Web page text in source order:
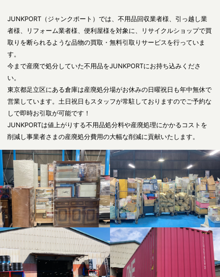
JUNKPORT（ジャンクポート）では、不用品回収業者様、引っ越し業
者様、リフォーム業者様、便利屋様を対象に、リサイクルショップで買
取りを断られるような品物の買取・無料引取りサービスを行っていま
す。
今まで産廃で処分していた不用品をJUNKPORTにお持ち込みくださ
い。
東京都足立区にある倉庫は産廃処分場がお休みの日曜祝日も年中無休で
営業しています。土日祝日もスタッフが常駐しておりますのでご予約な
しで即時お引取が可能です！
JUNKPORTは値上がりする不用品処分料や産廃処理にかかるコストを
削減し事業者さまの産廃処分費用の大幅な削減に貢献いたします。